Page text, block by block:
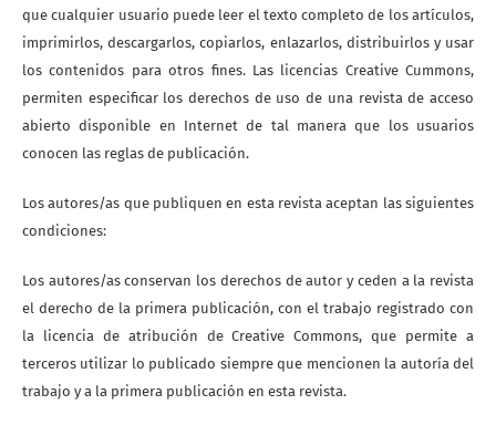
que cualquier usuario puede leer el texto completo de los artículos,
imprimirlos, descargarlos, copiarlos, enlazarlos, distribuirlos y usar
los contenidos para otros fines. Las licencias Creative Cummons,
permiten especificar los derechos de uso de una revista de acceso
abierto disponible en Internet de tal manera que los usuarios
conocen las reglas de publicación.
Los autores/as que publiquen en esta revista aceptan las siguientes
condiciones:
Los autores/as conservan los derechos de autor y ceden a la revista
el derecho de la primera publicación, con el trabajo registrado con
la licencia de atribución de Creative Commons, que permite a
terceros utilizar lo publicado siempre que mencionen la autoría del
trabajo y a la primera publicación en esta revista.